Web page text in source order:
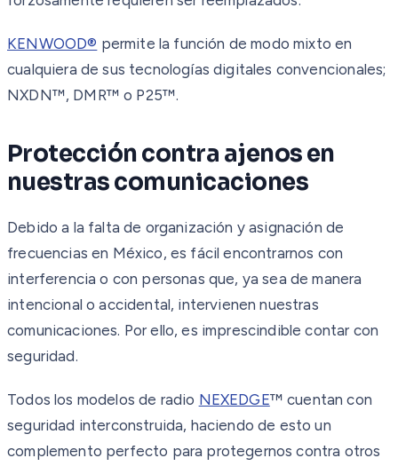
KENWOOD® permite la función de modo mixto en
cualquiera de sus tecnologías digitales convencionales;
NXDN™, DMR™ o P25™.
Protección contra ajenos en
nuestras comunicaciones
Debido a la falta de organización y asignación de
frecuencias en México, es fácil encontrarnos con
interferencia o con personas que, ya sea de manera
intencional o accidental, intervienen nuestras
comunicaciones. Por ello, es imprescindible contar con
seguridad.
Todos los modelos de radio NEXEDGE™ cuentan con
seguridad interconstruida, haciendo de esto un
complemento perfecto para protegernos contra otros